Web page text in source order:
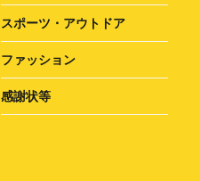
スポーツ・アウトドア
ファッション
感謝状等